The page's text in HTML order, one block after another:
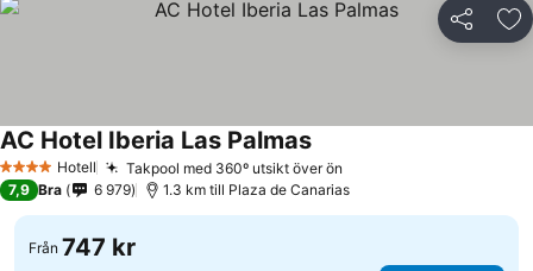
Dela
4 StjärnorHotell Takpool med 360º utsikt över ön
AC Hotel Iberia Las Palmas
7,9 Bra 6 979 1.3 km till Plaza de Canarias
Från 747 kr